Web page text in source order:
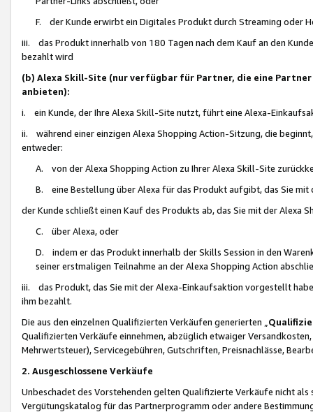
F. der Kunde erwirbt ein Digitales Produkt durch Streaming oder
iii. das Produkt innerhalb von 180 Tagen nach dem Kauf an den
bezahlt wird
(b) Alexa Skill-Site (nur verfügbar für Partner, die eine
anbieten):
i. ein Kunde, der Ihre Alexa Skill-Site nutzt, führt eine Alexa-
ii. während einer einzigen Alexa Shopping Action-Sitzung, die
entweder:
A. von der Alexa Shopping Action zu Ihrer Alexa Skill-Site
B. eine Bestellung über Alexa für das Produkt aufgibt, das Sie mit
der Kunde schließt einen Kauf des Produkts ab, das Sie mit der Alexa
C. über Alexa, oder
D. indem er das Produkt innerhalb der Skills Session in den
seiner erstmaligen Teilnahme an der Alexa Shopping Action
iii. das Produkt, das Sie mit der Alexa-Einkaufsaktion vorgestellt
ihm bezahlt.
Die aus den einzelnen Qualifizierten Verkäufen generierten „
Qualifizierten Verkäufe einnehmen, abzüglich etwaiger
Mehrwertsteuer), Servicegebühren, Gutschriften, Preisnachlässe,
2. Ausgeschlossene Verkäufe
Unbeschadet des Vorstehenden gelten Qualifizierte Verkäufe nicht
Vergütungskatalog für das Partnerprogramm oder andere